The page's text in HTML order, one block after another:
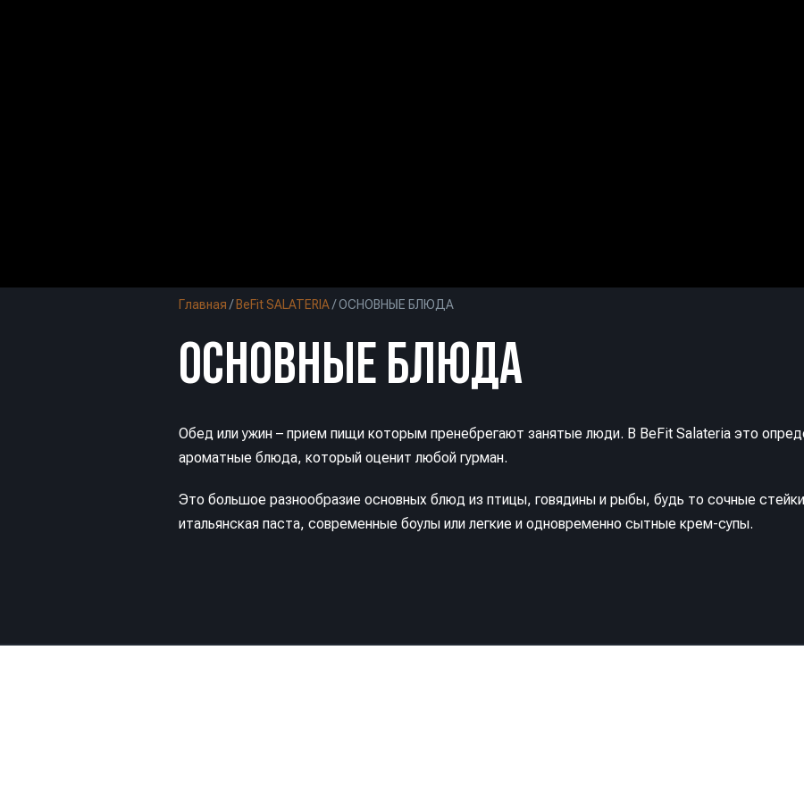
Главная / BeFit SALATERIA/ОСНОВНЫЕ БЛЮДА
ОСНОВНЫЕ БЛЮДА
Обед или ужин – прием пищи которым пренебрегают занятые люди. В BeFit Salateria это
ароматные блюда, который оценит любой гурман.
Это большое разнообразие основных блюд из птицы, говядины и рыбы, будь то сочные
итальянская паста, современные боулы или легкие и одновременно сытные крем-супы.